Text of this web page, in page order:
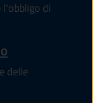
di
delle